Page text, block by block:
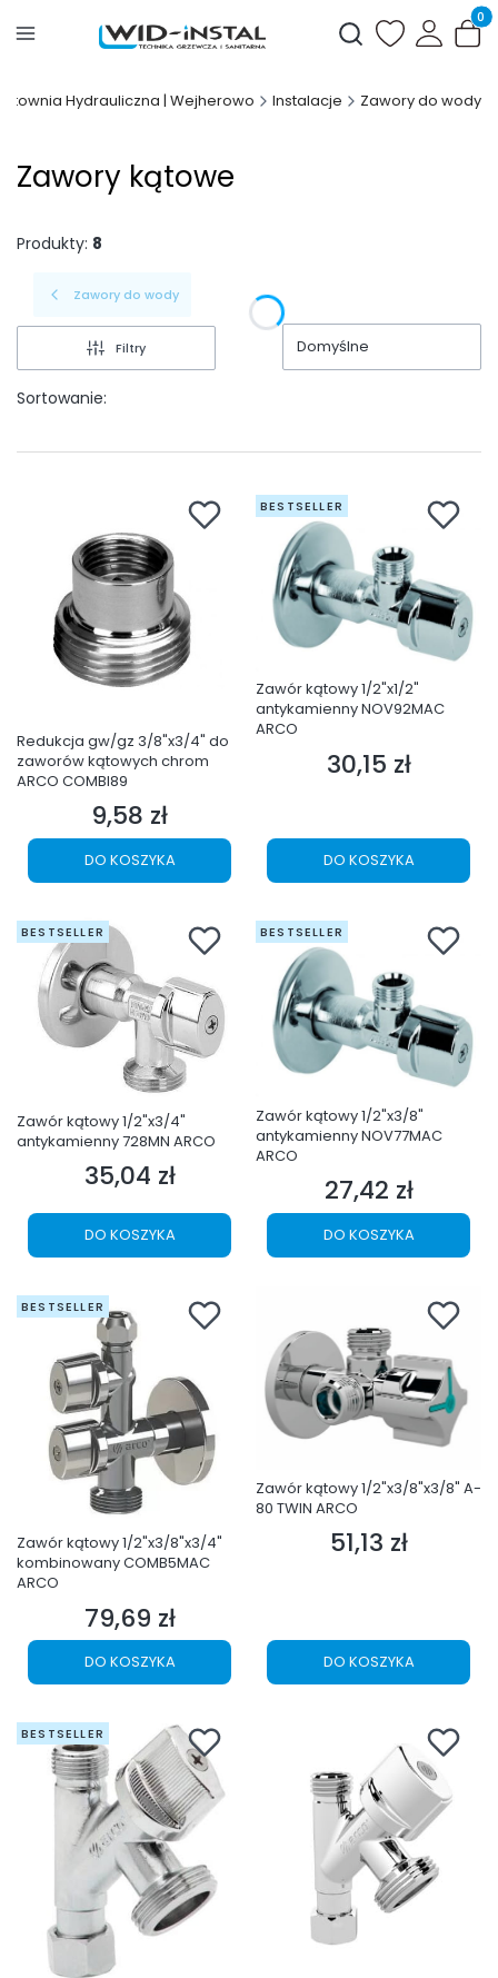
Otwórz
Hydrauliczna | Wejherowo Instalacje Zawory do wody
Zawory kątowe
Produkty: 8
Zawory do wody
Filtry
Sortowanie:
Domyślne
Redukcja gw/gz 3/8"x3/4" do
zaworów kątowych chrom
ARCO COMBI89
Cena
9,58 zł
DO KOSZYKA
BESTSELLER
Zawór kątowy 1/2"x1/2"
antykamienny NOV92MAC
ARCO
Cena
30,15 zł
DO KOSZYKA
BESTSELLER
Zawór kątowy 1/2"x3/4"
antykamienny 728MN ARCO
Cena
35,04 zł
DO KOSZYKA
BESTSELLER
Zawór kątowy 1/2"x3/8"
antykamienny NOV77MAC
ARCO
Cena
27,42 zł
DO KOSZYKA
BESTSELLER
Zawór kątowy 1/2"x3/8"x3/4"
kombinowany COMB5MAC
ARCO
Cena
79,69 zł
DO KOSZYKA
Zawór kątowy 1/2"x3/8"x3/8" A-
80 TWIN ARCO
Cena
51,13 zł
DO KOSZYKA
BESTSELLER